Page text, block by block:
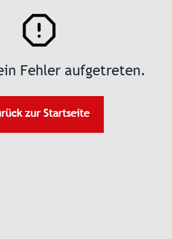
Fehler aufgetreten.
zur Startseite